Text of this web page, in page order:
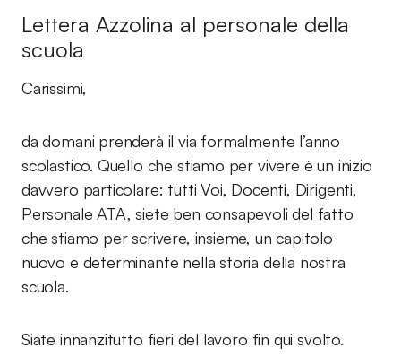
Lettera Azzolina al personale della
scuola
Carissimi,
da domani prenderà il via formalmente l’anno
scolastico. Quello che stiamo per vivere è un inizio
davvero particolare: tutti Voi, Docenti, Dirigenti,
Personale ATA, siete ben consapevoli del fatto
che stiamo per scrivere, insieme, un capitolo
nuovo e determinante nella storia della nostra
scuola.
Siate innanzitutto fieri del lavoro fin qui svolto.